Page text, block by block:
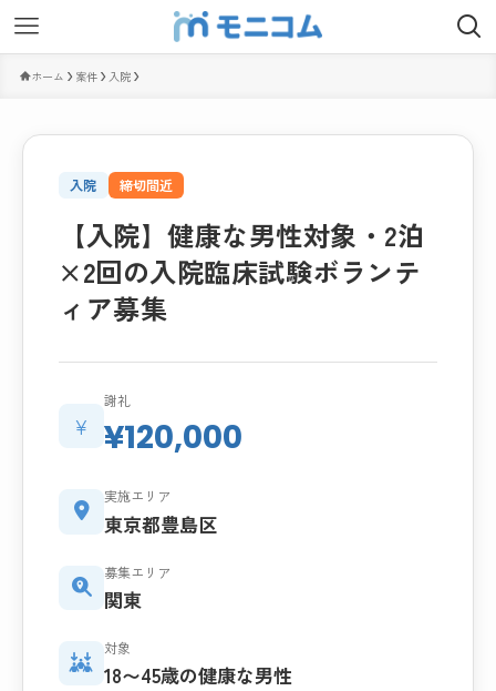
ホーム 案件 入院
入院 締切間近
【入院】健康な男性対象・2泊
×2回の入院臨床試験ボランテ
ィア募集
¥
謝礼
¥120,000
実施エリア
東京都豊島区
募集エリア
関東
対象
18〜45歳の健康な男性